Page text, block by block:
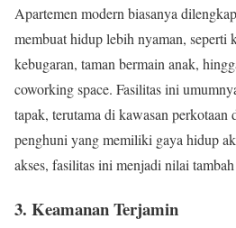
Apartemen modern biasanya
membuat hidup lebih nyaman, seperti
kebugaran, taman bermain anak,
coworking space. Fasilitas ini
tapak, terutama di kawasan perkotaan
penghuni yang memiliki gaya hidup
akses, fasilitas ini menjadi nilai
3. Keamanan Terjamin